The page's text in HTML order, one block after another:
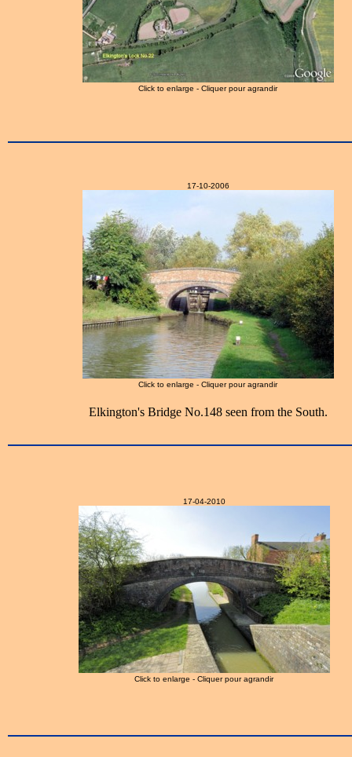
Click to enlarge - Cliquer pour agrandir
17-10-2006
Click to enlarge - Cliquer pour agrandir
Elkington's Bridge No.148 seen from the South.
17-04-2010
Click to enlarge - Cliquer pour agrandir